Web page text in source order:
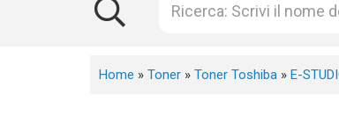
Home » Toner » Toner Toshiba » E-